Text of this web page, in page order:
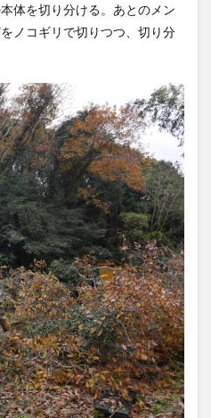
体を切り分ける。あとのメン
ノコギリで切りつつ、切り分